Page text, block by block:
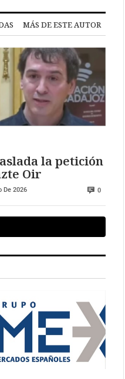
MÁS DE ESTE AUTOR
la petición
Oir
De 2026 0